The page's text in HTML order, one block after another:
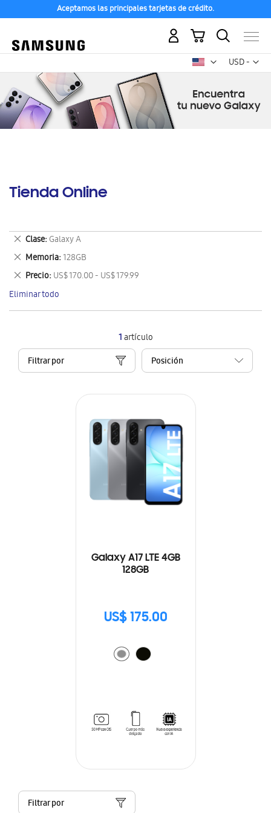
Aceptamos las principales tarjetas de crédito.
USD -
dólar
Mi carrito
Tienda Online
1artículo
Filtrar por
Galaxy A17 LTE 4GB
128GB
US$ 175.00
Filtrar por
Clase Galaxy A
Eliminar
este
artículo
Memoria 128GB
Eliminar
este
artículo
Precio US$ 170.00 - US$ 179.99
Eliminar
este
artículo
Eliminar todo